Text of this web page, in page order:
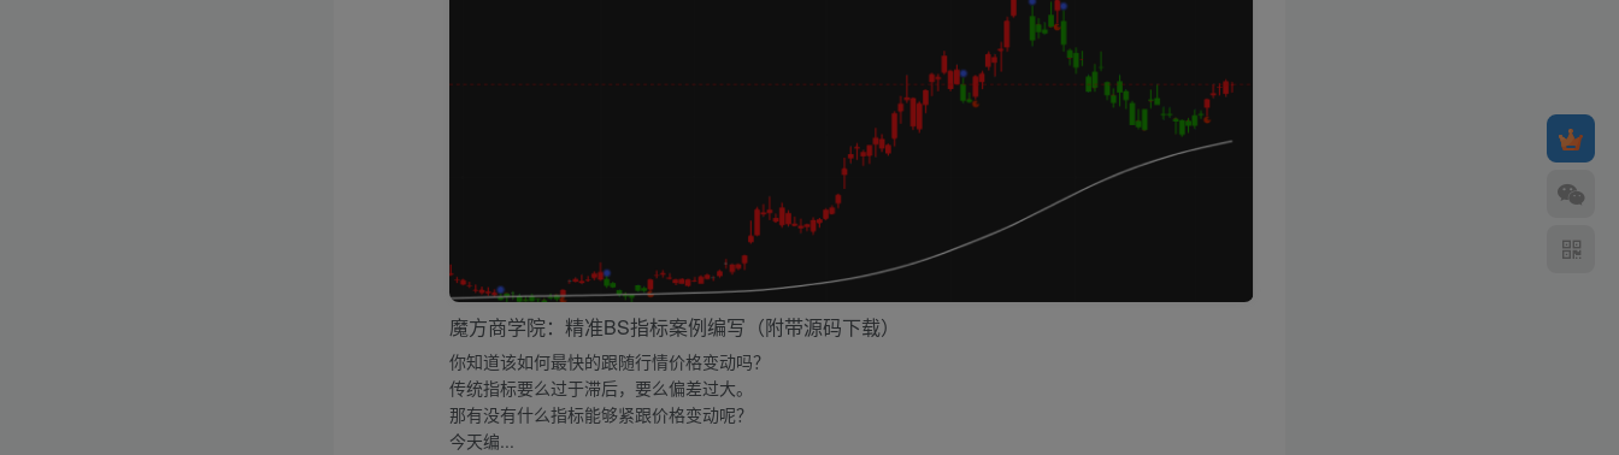
魔方商学院：精准BS指标案例编写（附带源码下载）
你知道该如何最快的跟随行情价格变动吗？
传统指标要么过于滞后，要么偏差过大。
那有没有什么指标能够紧跟价格变动呢？
今天编...